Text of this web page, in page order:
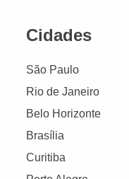
Cidades
São Paulo
Rio de Janeiro
Belo Horizonte
Brasília
Curitiba